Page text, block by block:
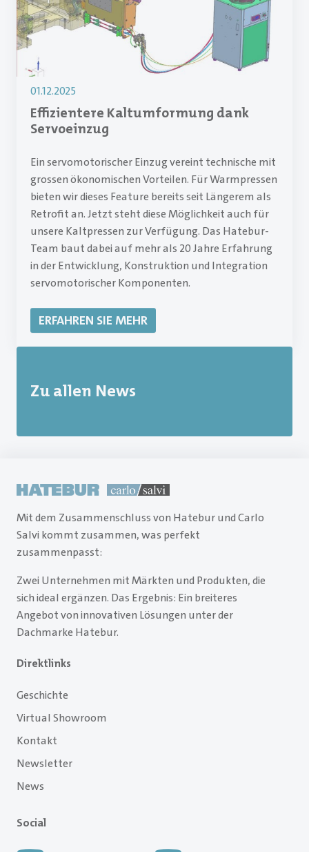
01.12.2025
Effizientere Kaltumformung dank
Servoeinzug
Ein servomotorischer Einzug vereint technische mit
grossen ökonomischen Vorteilen. Für Warmpressen
bieten wir dieses Feature bereits seit Längerem als
Retrofit an. Jetzt steht diese Möglichkeit auch für
unsere Kaltpressen zur Verfügung. Das Hatebur-
Team baut dabei auf mehr als 20 Jahre Erfahrung
in der Entwicklung, Konstruktion und Integration
servomotorischer Komponenten.
ERFAHREN SIE MEHR
Zu allen News
Mit dem Zusammenschluss von Hatebur und Carlo
Salvi kommt zusammen, was perfekt
zusammenpasst:
Zwei Unternehmen mit Märkten und Produkten, die
sich ideal ergänzen. Das Ergebnis: Ein breiteres
Angebot von innovativen Lösungen unter der
Dachmarke Hatebur.
Direktlinks
Geschichte
Virtual Showroom
Kontakt
Newsletter
News
Social